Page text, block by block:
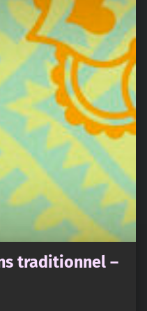
traditionnel –